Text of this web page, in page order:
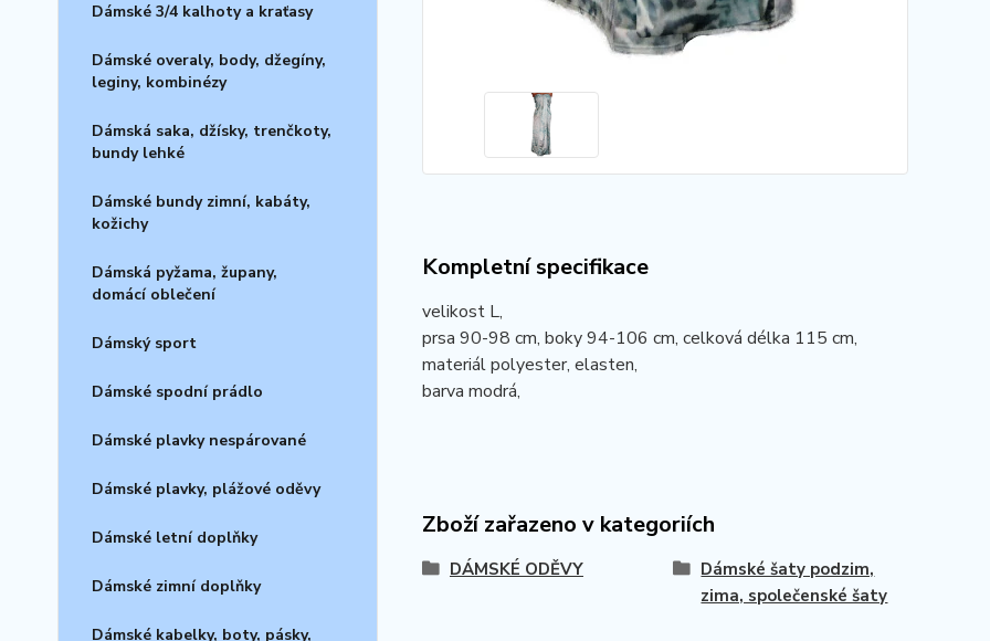
Dámské 3/4 kalhoty a kraťasy
Dámské overaly, body, džegíny,
leginy, kombinézy
Dámská saka, džísky, trenčkoty,
bundy lehké
Dámské bundy zimní, kabáty,
kožichy
Dámská pyžama, župany,
domácí oblečení
Dámský sport
Dámské spodní prádlo
Dámské plavky nespárované
Dámské plavky, plážové oděvy
Dámské letní doplňky
Dámské zimní doplňky
Dámské kabelky, boty, pásky,
Kompletní specifikace
velikost L,
prsa 90-98 cm, boky 94-106 cm, celková délka 115 cm,
materiál polyester, elasten,
barva modrá,
Zboží zařazeno v kategoriích
DÁMSKÉ ODĚVY
Dámské šaty podzim,
zima, společenské šaty